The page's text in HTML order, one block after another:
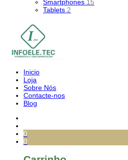
Smartphones 15
Tablets 2
Inicio
Loja
Sobre Nós
Contacte-nos
Blog
0
0